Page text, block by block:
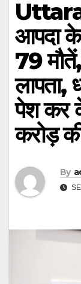
आपदा
79
लापता,
पेश कर
करोड़
By